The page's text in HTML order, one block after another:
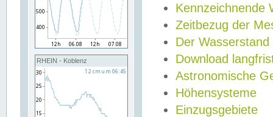
RHEIN - Koblenz
Kennzeichnende
Zeitbezug der
Der Wasserstand
Download
Astronomische
Höhensysteme
Einzugsgebiete